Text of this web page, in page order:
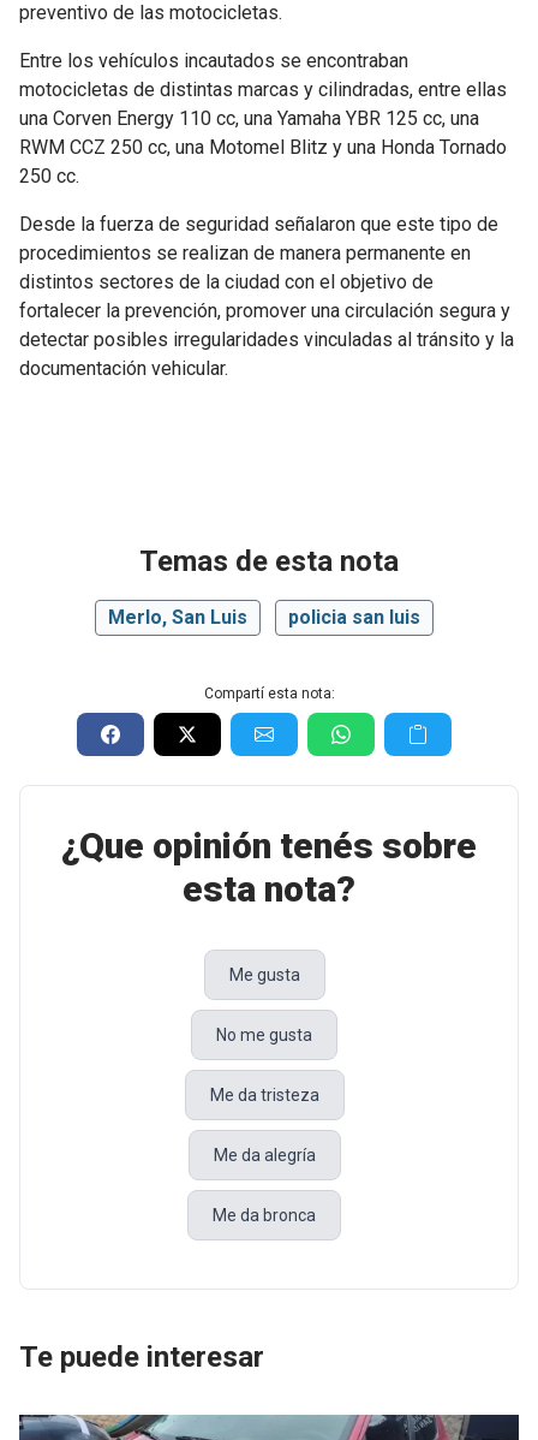
preventivo de las motocicletas.
Entre los vehículos incautados se encontraban
motocicletas de distintas marcas y cilindradas, entre ellas
una Corven Energy 110 cc, una Yamaha YBR 125 cc, una
RWM CCZ 250 cc, una Motomel Blitz y una Honda Tornado
250 cc.
Desde la fuerza de seguridad señalaron que este tipo de
procedimientos se realizan de manera permanente en
distintos sectores de la ciudad con el objetivo de
fortalecer la prevención, promover una circulación segura y
detectar posibles irregularidades vinculadas al tránsito y la
documentación vehicular.
Temas de esta nota
Merlo, San Luis policia san luis
Compartí esta nota:
¿Que opinión tenés sobre
esta nota?
Me gusta
No me gusta
Me da tristeza
Me da alegría
Me da bronca
Te puede interesar